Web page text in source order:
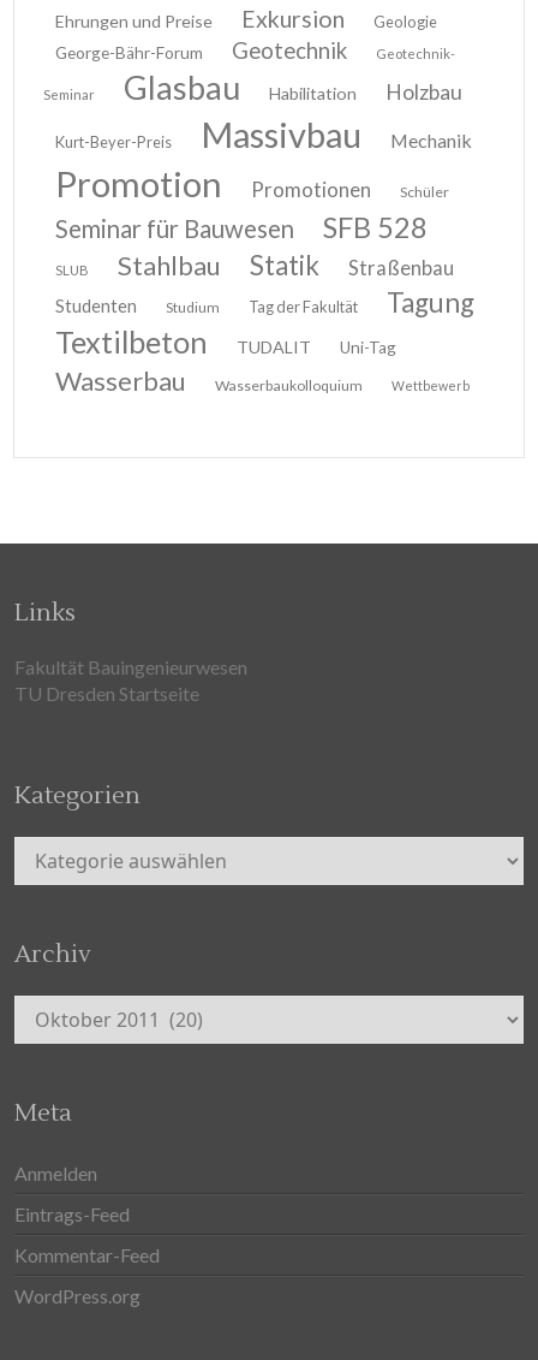
Ehrungen und Preise Exkursion
Geologie
George-Bähr-Forum
Geotechnik Geotechnik-
Seminar Glasbau Habilitation Holzbau
Kurt-Beyer-Preis Massivbau Mechanik
Promotion Promotionen Schüler
Seminar für Bauwesen SFB 528
SLUB Stahlbau Statik Straßenbau
Studenten Studium Tag der Fakultät Tagung
Textilbeton TUDALIT Uni-Tag
Wasserbau Wasserbaukolloquium Wettbewerb
Links
Fakultät Bauingenieurwesen
TU Dresden Startseite
Kategorien
Kategorien
Archiv
Archiv
Meta
Anmelden
Eintrags-Feed
Kommentar-Feed
WordPress.org